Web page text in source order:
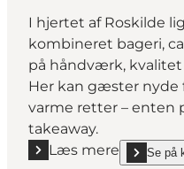
I hjertet af Roskilde
kombineret bageri,
på håndværk,
Her kan gæster nyde
varme retter – enten
takeaway.
Læs mere
Læs mere "RustikSe på
show